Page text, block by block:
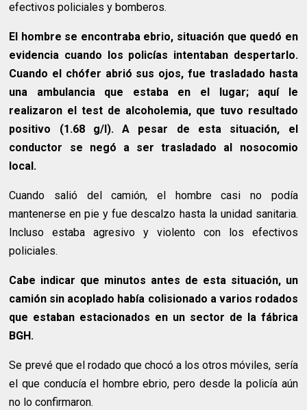
efectivos policiales y bomberos.
El hombre se encontraba ebrio, situación que quedó en
evidencia cuando los policías intentaban despertarlo.
Cuando el chófer abrió sus ojos, fue trasladado hasta
una ambulancia que estaba en el lugar; aquí le
realizaron el test de alcoholemia, que tuvo resultado
positivo (1.68 g/l). A pesar de esta situación, el
conductor se negó a ser trasladado al nosocomio
local.
Cuando salió del camión, el hombre casi no podía
mantenerse en pie y fue descalzo hasta la unidad sanitaria.
Incluso estaba agresivo y violento con los efectivos
policiales.
Cabe indicar que minutos antes de esta situación, un
camión sin acoplado había colisionado a varios rodados
que estaban estacionados en un sector de la fábrica
BGH.
Se prevé que el rodado que chocó a los otros móviles, sería
el que conducía el hombre ebrio, pero desde la policía aún
no lo confirmaron.